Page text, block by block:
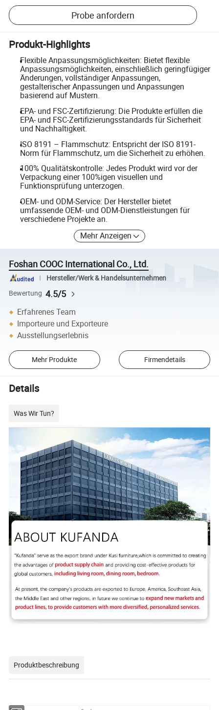
Probe anfordern
Produkt-Highlights
Flexible Anpassungsmöglichkeiten: Bietet flexible
Anpassungsmöglichkeiten, einschließlich geringfügiger
Änderungen, vollständiger Anpassungen,
gestalterischer Anpassungen und Anpassungen
basierend auf Mustern.
EPA- und FSC-Zertifizierung: Die Produkte erfüllen die
EPA- und FSC-Zertifizierungsstandards für Sicherheit
und Nachhaltigkeit.
ISO 8191 – Flammschutz: Entspricht der ISO 8191-
Norm für Flammschutz, um die Sicherheit zu erhöhen.
100% Qualitätskontrolle: Jedes Produkt wird vor der
Verpackung einer 100%igen visuellen und
Funktionsprüfung unterzogen.
OEM- und ODM-Service: Der Hersteller bietet
umfassende OEM- und ODM-Dienstleistungen für
verschiedene Projekte an.
Mehr Anzeigen
Foshan COOC International Co., Ltd.
Hersteller/Werk & Handelsunternehmen
Bewertung 4.5/5
Erfahrenes Team
Importeure und Exporteure
Ausstellungserlebnis
Mehr Produkte Firmendetails
Details
Was Wir Tun?
Produktbeschreibung